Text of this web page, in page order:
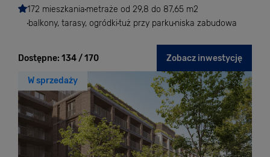
172 mieszkania metraże od 29,8 do 87,65 m2
balkony, tarasy, ogródkituż przy parku niska zabudowa
Dostępne: 134 / 170 Zobacz inwestycję
W sprzedaży